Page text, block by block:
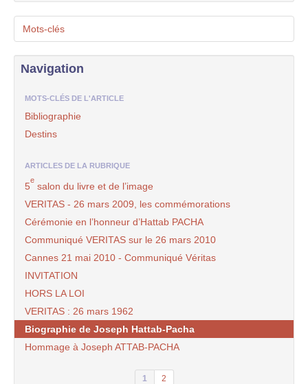
Mots-clés
Navigation
MOTS-CLÉS DE L'ARTICLE
Bibliographie
Destins
ARTICLES DE LA RUBRIQUE
5
e
salon du livre et de l’image
VERITAS - 26 mars 2009, les commémorations
Cérémonie en l’honneur d’Hattab PACHA
Communiqué VERITAS sur le 26 mars 2010
Cannes 21 mai 2010 - Communiqué Véritas
INVITATION
HORS LA LOI
VERITAS : 26 mars 1962
Biographie de Joseph Hattab-Pacha
Hommage à Joseph ATTAB-PACHA
1 2